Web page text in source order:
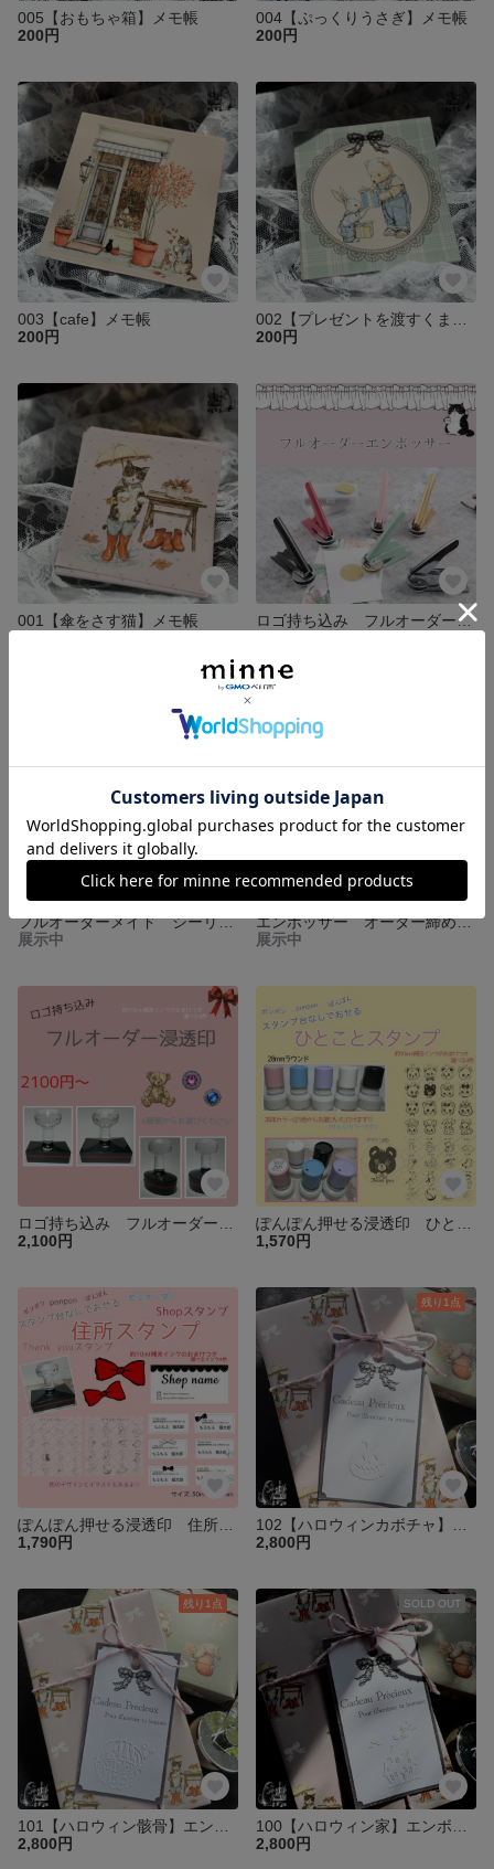
005【おもちゃ箱】メモ帳
200円
004【ぷっくりうさぎ】メモ帳
200円
003【cafe】メモ帳
200円
200円
001【傘をさす猫】メモ帳
ロゴ持ち込み フルオーダーメイドオリジナルエンボッサー
フルオーダーメイド シーリングスタンプヘッド
展示中
エンボッサー オーダー締め切り予定日
展示中
2,100円
1,570円
1,790円
残り1点
2,800円
残り1点
2,800円
SOLD OUT
2,800円